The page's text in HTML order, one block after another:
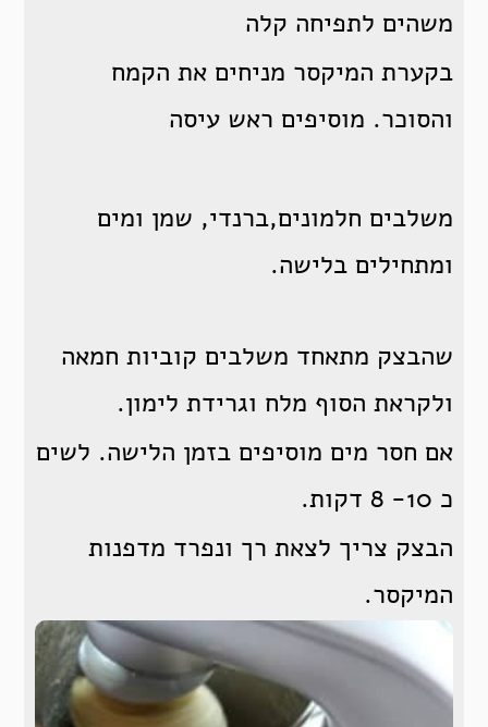
משהים לתפיחה קלה
בקערת המיקסר מניחים את הקמח
והסוכר. מוסיפים ראש עיסה
משלבים חלמונים,ברנדי, שמן ומים
ומתחילים בלישה.
שהבצק מתאחד משלבים קוביות חמאה
ולקראת הסוף מלח וגרידת לימון.
אם חסר מים מוסיפים בזמן הלישה. לשים
כ 10- 8 דקות.
הבצק צריך לצאת רך ונפרד מדפנות
המיקסר.